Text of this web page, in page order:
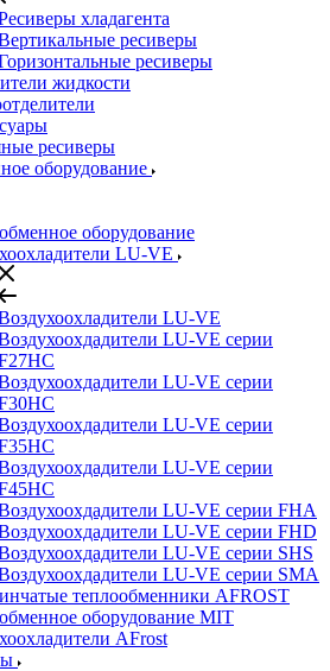
хладагента
ресиверы
ресиверы
жидкости
ресиверы
оборудование
оборудование
LU-VE
LU-VE
LU-VE серии
LU-VE серии
LU-VE серии
LU-VE серии
LU-VE серии FHA
LU-VE серии FHD
LU-VE серии SHS
LU-VE серии SMA
теплообменники AFROST
оборудование MIT
AFrost